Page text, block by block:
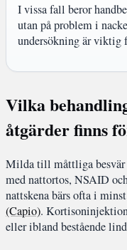
I vissa fall beror
utan på problem i
undersökning är viktig
Vilka
åtgärder finns
Milda till måttliga besvär
med nattortos, NSAID
nattskena bärs ofta i
(Capio).
eller ibland bestående